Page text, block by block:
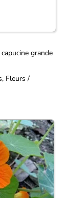
grande
Fleurs /